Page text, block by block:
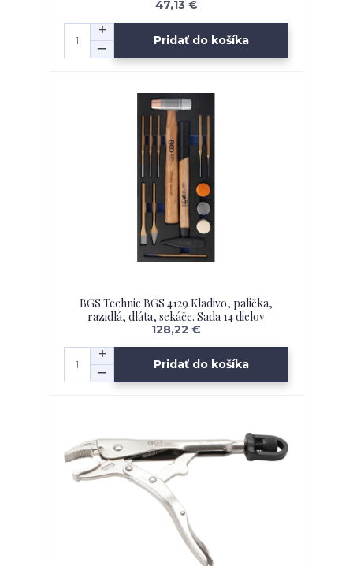
47,13 €
Pridať do košíka
BGS Technic BGS 4129 Kladivo, palička,
razidlá, dláta, sekáče. Sada 14 dielov
128,22 €
Pridať do košíka